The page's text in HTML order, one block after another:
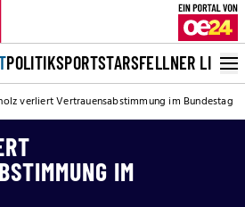
POLITIKSPORTSTARSFELLNER LIVE
verliert Vertrauensabstimmung im Bundestag
IM